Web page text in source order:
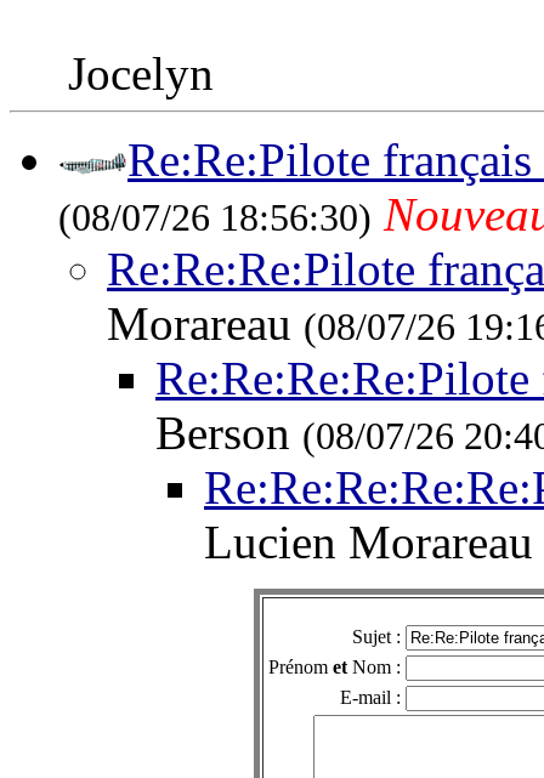
Jocelyn
Re:Re:Pilote
(08/07/26 18:56:30)
Re:Re:Re:Pilote
Morareau (08/07/26
Berson (08/07/26
Lucien Morareau
Sujet :
Prénom et Nom :
E-mail :